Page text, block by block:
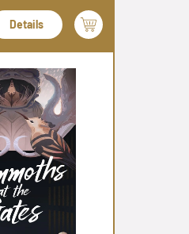
Details